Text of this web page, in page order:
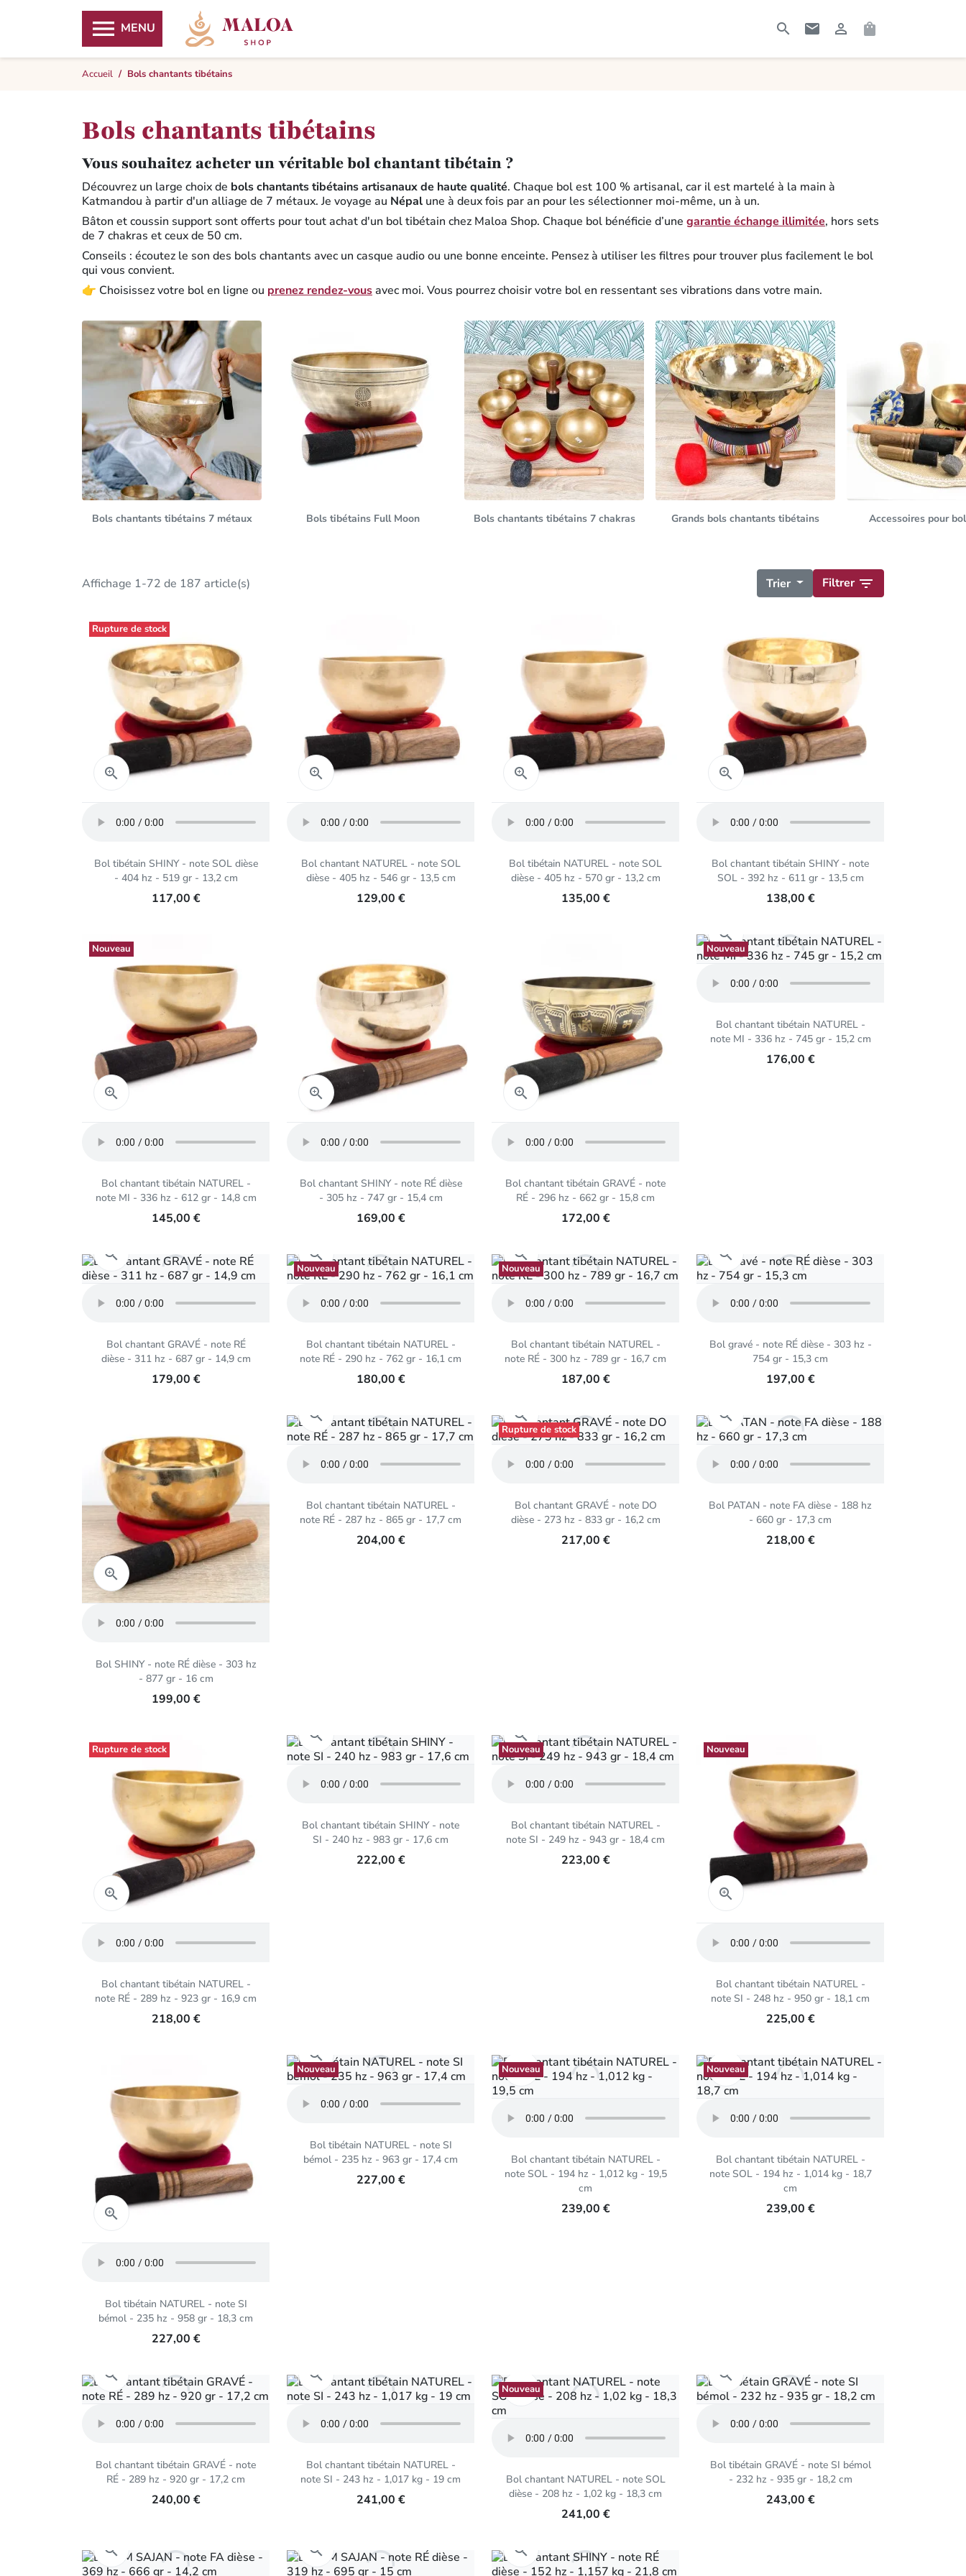
 MENU    
Accueil Bols chantants tibétains
Bols chantants tibétains
Vous souhaitez acheter un véritable bol chantant tibétain ?
Découvrez un large choix de bols chantants tibétains artisanaux de haute qualité. Chaque bol est 100 % artisanal, car il est martelé à la main à
Katmandou à partir d'un alliage de 7 métaux. Je voyage au Népal une à deux fois par an pour les sélectionner moi-même, un à un.
Bâton et coussin support sont offerts pour tout achat d'un bol tibétain chez Maloa Shop. Chaque bol bénéficie d’une garantie échange illimitée, hors sets
de 7 chakras et ceux de 50 cm.
Conseils : écoutez le son des bols chantants avec un casque audio ou une bonne enceinte. Pensez à utiliser les filtres pour trouver plus facilement le bol
qui vous convient.
👉 Choisissez votre bol en ligne ou prenez rendez-vousavec moi. Vous pourrez choisir votre bol en ressentant ses vibrations dans votre main.
Bols chantants tibétains 7 métaux Bols tibétains Full Moon Bols chantants tibétains 7 chakras Grands bols chantants tibétains Accessoires pour
Trier Filtrer 
Affichage 1-72 de 187 article(s)
 Aperçu rapide
Bol tibétain SHINY - note SOL dièse
- 404 hz - 519 gr - 13,2 cm
117,00 €
Rupture de stock
 Aperçu rapide
Bol chantant NATUREL - note SOL
dièse - 405 hz - 546 gr - 13,5 cm
129,00 €
 Aperçu rapide
Bol tibétain NATUREL - note SOL
dièse - 405 hz - 570 gr - 13,2 cm
135,00 €
 Aperçu rapide
Bol chantant tibétain SHINY - note
SOL - 392 hz - 611 gr - 13,5 cm
138,00 €
 Aperçu rapide
Bol chantant tibétain NATUREL -
note MI - 336 hz - 612 gr - 14,8 cm
145,00 €
Nouveau
 Aperçu rapide
Bol chantant SHINY - note RÉ dièse
- 305 hz - 747 gr - 15,4 cm
169,00 €
 Aperçu rapide
Bol chantant tibétain GRAVÉ - note
RÉ - 296 hz - 662 gr - 15,8 cm
172,00 €
 Aperçu rapide
Bol chantant tibétain NATUREL -
note MI - 336 hz - 745 gr - 15,2 cm
176,00 €
Nouveau
 Aperçu rapide
Bol chantant GRAVÉ - note RÉ
dièse - 311 hz - 687 gr - 14,9 cm
179,00 €
 Aperçu rapide
Bol chantant tibétain NATUREL -
note RÉ - 290 hz - 762 gr - 16,1 cm
180,00 €
Nouveau
 Aperçu rapide
Bol chantant tibétain NATUREL -
note RÉ - 300 hz - 789 gr - 16,7 cm
187,00 €
Nouveau
 Aperçu rapide
Bol gravé - note RÉ dièse - 303 hz -
754 gr - 15,3 cm
197,00 €
 Aperçu rapide
Bol SHINY - note RÉ dièse - 303 hz
- 877 gr - 16 cm
199,00 €
 Aperçu rapide
Bol chantant tibétain NATUREL -
note RÉ - 287 hz - 865 gr - 17,7 cm
204,00 €
 Aperçu rapide
Bol chantant GRAVÉ - note DO
dièse - 273 hz - 833 gr - 16,2 cm
217,00 €
Rupture de stock
 Aperçu rapide
Bol PATAN - note FA dièse - 188 hz
- 660 gr - 17,3 cm
218,00 €
 Aperçu rapide
Bol chantant tibétain NATUREL -
note RÉ - 289 hz - 923 gr - 16,9 cm
218,00 €
Rupture de stock
 Aperçu rapide
Bol chantant tibétain SHINY - note
SI - 240 hz - 983 gr - 17,6 cm
222,00 €
 Aperçu rapide
Bol chantant tibétain NATUREL -
note SI - 249 hz - 943 gr - 18,4 cm
223,00 €
Nouveau
 Aperçu rapide
Bol chantant tibétain NATUREL -
note SI - 248 hz - 950 gr - 18,1 cm
225,00 €
Nouveau
 Aperçu rapide
Bol tibétain NATUREL - note SI
bémol - 235 hz - 958 gr - 18,3 cm
227,00 €
 Aperçu rapide
Bol tibétain NATUREL - note SI
bémol - 235 hz - 963 gr - 17,4 cm
227,00 €
Nouveau Aperçu rapide
Bol chantant tibétain NATUREL -
note SOL - 194 hz - 1,012 kg - 19,5
cm
239,00 €
Nouveau Aperçu rapide
Bol chantant tibétain NATUREL -
note SOL - 194 hz - 1,014 kg - 18,7
cm
239,00 €
Nouveau
 Aperçu rapide
Bol chantant tibétain GRAVÉ - note
RÉ - 289 hz - 920 gr - 17,2 cm
240,00 €
 Aperçu rapide
Bol chantant tibétain NATUREL -
note SI - 243 hz - 1,017 kg - 19 cm
241,00 €
Aperçu rapide
Bol chantant NATUREL - note SOL
dièse - 208 hz - 1,02 kg - 18,3 cm
241,00 €
Nouveau
 Aperçu rapide
Bol tibétain GRAVÉ - note SI bémol
- 232 hz - 935 gr - 18,2 cm
243,00 €
 Aperçu rapide  Aperçu rapide  Aperçu rapide